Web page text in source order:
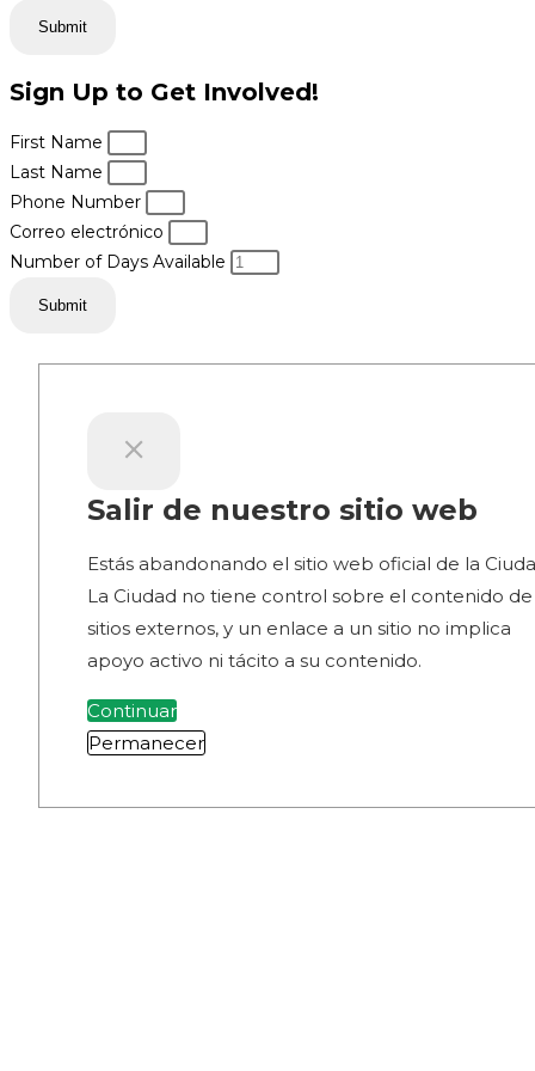
Submit
Sign Up to Get Involved!
First Name
Last Name
Phone Number
Correo electrónico
Number of Days Available
Submit
Salir de nuestro sitio web
Estás abandonando el sitio web oficial de la
La Ciudad no tiene control sobre el contenido de
sitios externos, y un enlace a un sitio no implica
apoyo activo ni tácito a su contenido.
Continuar
Permanecer